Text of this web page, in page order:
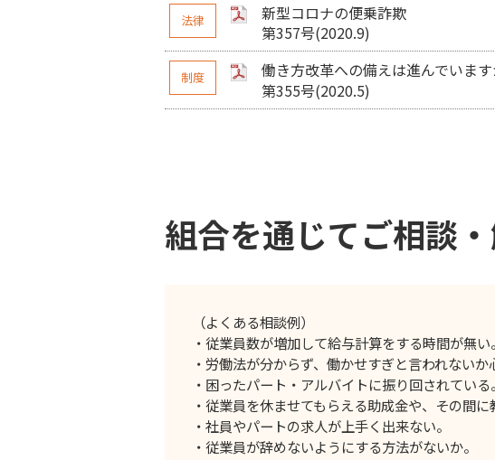
法律
新型コロナの便乗詐欺
第357号(2020.9)
制度
働き方改革への備えは進んでいま
第355号(2020.5)
組合を通じてご相談
（よくある相談例）
・従業員数が増加して給与計算をする時間が無い。
・労働法が分からず、働かせすぎと言われないか
・困ったパート・アルバイトに振り回されている。
・従業員を休ませてもらえる助成金や、その間に
・社員やパートの求人が上手く出来ない。
・従業員が辞めないようにする方法がないか。